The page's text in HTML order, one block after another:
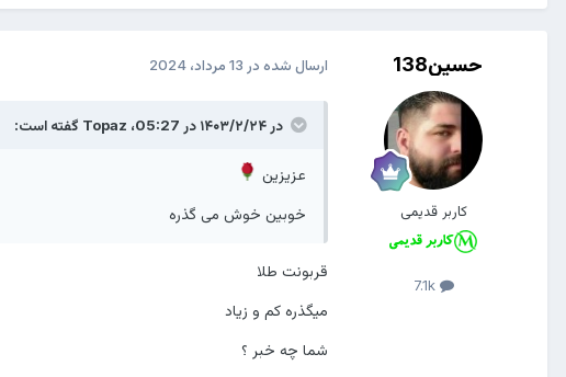
حسین138
کاربر قدیمی
7.1k
ارسال شده در 13 مرداد، 2024
در ۱۴۰۳/۲/۲۴ در 05:27، Topaz گفته است:
عزیزین
خوبین خوش می گذره
قربونت طلا
میگذره کم و زیاد
شما چه خبر ؟